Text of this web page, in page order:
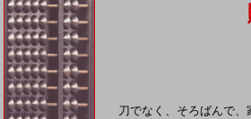
刀でなく、そろばんで